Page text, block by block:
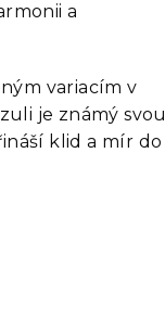
a
variacím v
je známý svou
klid a mír do